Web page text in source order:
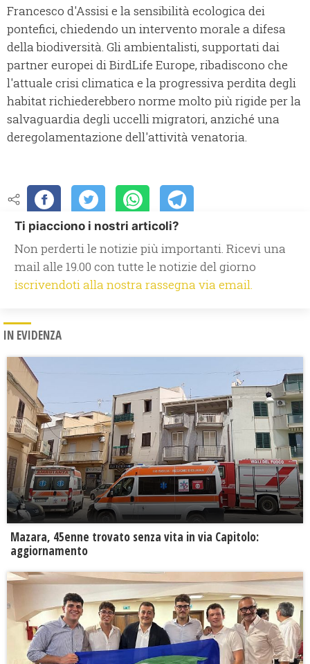
Francesco d'Assisi e la sensibilità ecologica dei
pontefici, chiedendo un intervento morale a difesa
della biodiversità. Gli ambientalisti, supportati dai
partner europei di BirdLife Europe, ribadiscono che
l'attuale crisi climatica e la progressiva perdita degli
habitat richiederebbero norme molto più rigide per la
salvaguardia degli uccelli migratori, anziché una
deregolamentazione dell'attività venatoria.
Ti piacciono i nostri articoli?
Non perderti le notizie più importanti. Ricevi una
mail alle 19.00 con tutte le notizie del giorno
iscrivendoti alla nostra rassegna via email.
IN EVIDENZA
Mazara, 45enne trovato senza vita in via Capitolo:
aggiornamento